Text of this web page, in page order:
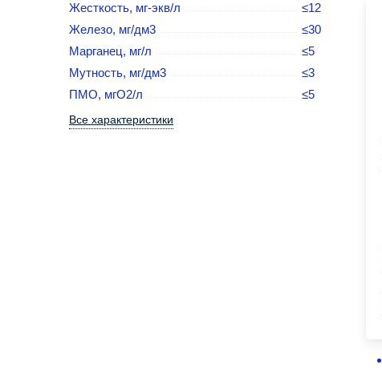
Жесткость, мг-экв/л
≤12
Железо, мг/дм3
≤30
Марганец, мг/л
≤5
Мутность, мг/дм3
≤3
ПМО, мгO2/л
≤5
Все характеристики